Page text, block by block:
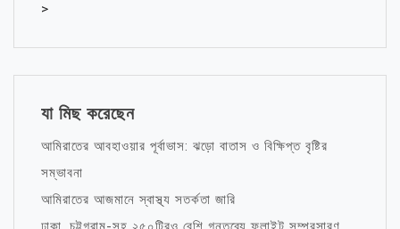
>
যা মিছ করেছেন
আমিরাতের আবহাওয়ার পূর্বাভাস: ঝড়ো বাতাস ও বিক্ষিপ্ত বৃষ্টির
সম্ভাবনা
আমিরাতের আজমানে স্বাস্থ্য সতর্কতা জারি